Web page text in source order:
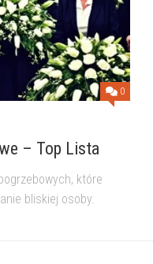
0
– Top Lista
które
bliskiej osoby.